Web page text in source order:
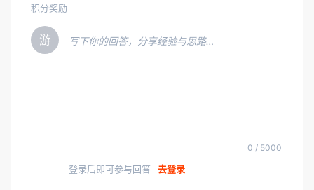
积分奖励
游 写下你的回答，分享经验与思路…
0 / 5000
登录后即可参与回答 去登录